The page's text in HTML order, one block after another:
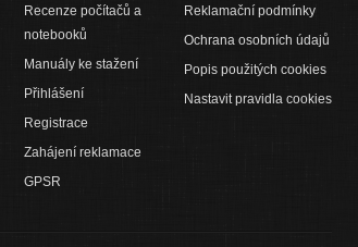
Recenze počítačů a
notebooků
Manuály ke stažení
Přihlášení
Registrace
Zahájení reklamace
GPSR
Reklamační podmínky
Ochrana osobních údajů
Popis použitých cookies
Nastavit pravidla cookies